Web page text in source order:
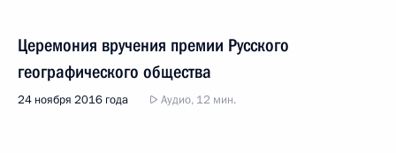
Церемония вручения премии Русского
географического общества
24 ноября 2016 года Аудио, 12 мин.